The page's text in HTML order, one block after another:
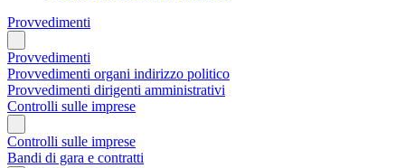
Provvedimenti
Provvedimenti
Provvedimenti organi indirizzo politico
Provvedimenti dirigenti amministrativi
Controlli sulle imprese
Controlli sulle imprese
Bandi di gara e contratti